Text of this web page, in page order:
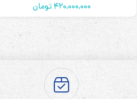
420,000,000 تومان